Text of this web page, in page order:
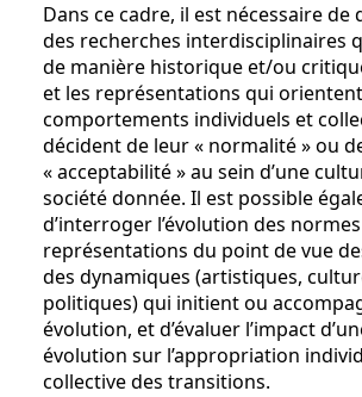
Dans ce cadre, il est nécessaire de
des recherches interdisciplinaires
de manière historique et/ou
et les représentations qui
comportements individuels et
décident de leur « normalité » ou
« acceptabilité » au sein d’une
société donnée. Il est possible
d’interroger l’évolution des
représentations du point de vue
des dynamiques (artistiques,
politiques) qui initient ou
évolution, et d’évaluer l’impact
évolution sur l’appropriation
collective des transitions.